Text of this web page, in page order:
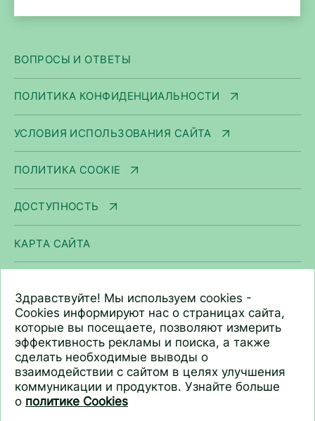
ВОПРОСЫ И ОТВЕТЫ
ПОЛИТИКА КОНФИДЕНЦИАЛЬНОСТИ
УСЛОВИЯ ИСПОЛЬЗОВАНИЯ САЙТА
ПОЛИТИКА COOKIE
ДОСТУПНОСТЬ
КАРТА САЙТА
ООО «Арнест ЮниРусь»
г. Москва, ул. Сергея Макеева, д. 13.
ИНН 7705183476
+7 (495) 745 75 00
info@unirusgroup.ru
Здравствуйте! Мы используем cookies -
Cookies информируют нас о страницах сайта,
которые вы посещаете, позволяют измерить
эффективность рекламы и поиска, а также
сделать необходимые выводы о
взаимодействии с сайтом в целях улучшения
коммуникации и продуктов. Узнайте больше
о политике Cookies